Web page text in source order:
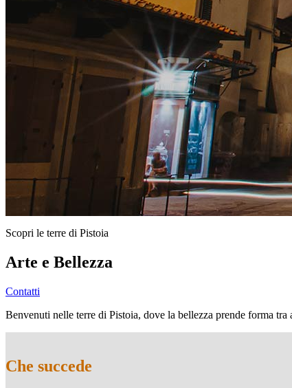
Scopri le terre di Pistoia
Arte e Bellezza
Contatti
Benvenuti nelle terre di Pistoia, dove la bellezza prende forma tra
Che succede